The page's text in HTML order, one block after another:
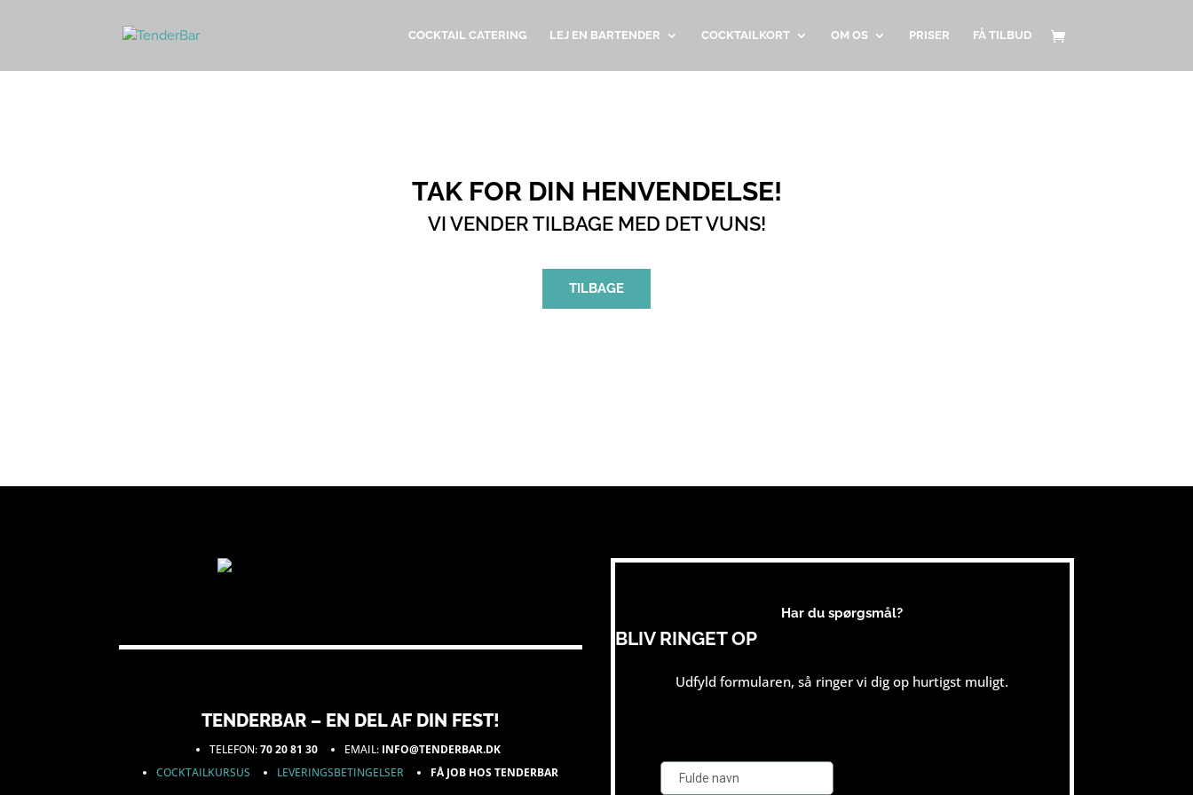
COCKTAIL CATERING LEJ EN BARTENDER COCKTAILKORT OM OS PRISER FÅ TILBUD
TAK FOR DIN HENVENDELSE!
VI VENDER TILBAGE MED DET VUNS!
TILBAGE
TENDERBAR – EN DEL AF DIN FEST!
TELEFON:70 20 81 30 EMAIL: INFO@TENDERBAR.DK
COCKTAILKURSUS
LEVERINGSBETINGELSER FÅ JOB HOS TENDERBAR
Har du spørgsmål?
BLIV RINGET OP
Udfyld formularen, så ringer vi dig op hurtigst muligt.